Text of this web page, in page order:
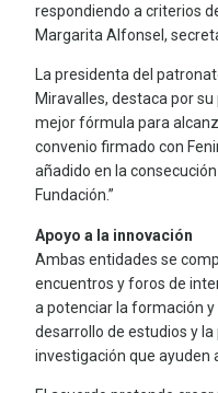
respondiendo a criterios
Margarita Alfonsel,
La presidenta del
Miravalles, destaca por
mejor fórmula para
convenio firmado con
añadido en la
Fundación.”
Apoyo a la innovación
Ambas entidades se
encuentros y foros de
a potenciar la formación
desarrollo de estudios y
investigación que ayuden